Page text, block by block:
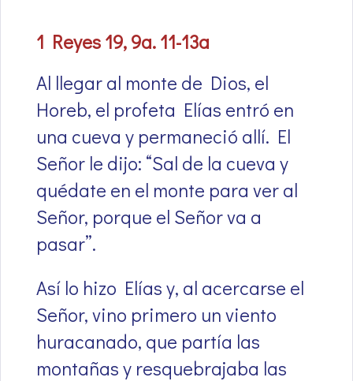
1 Reyes 19, 9a. 11-13a
Al llegar al monte de Dios, el
Horeb, el profeta Elías entró en
una cueva y permaneció allí. El
Señor le dijo: “Sal de la cueva y
quédate en el monte para ver al
Señor, porque el Señor va a
pasar”.
Así lo hizo Elías y, al acercarse el
Señor, vino primero un viento
huracanado, que partía las
montañas y resquebrajaba las